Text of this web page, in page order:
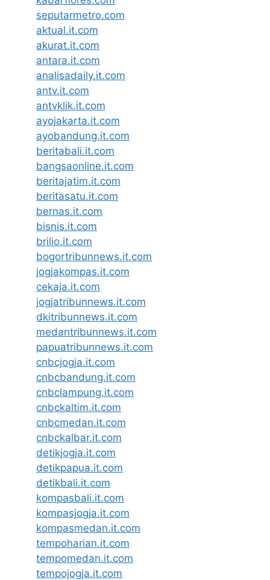
seputarmetro.com
aktual.it.com
akurat.it.com
antara.it.com
analisadaily.it.com
antv.it.com
antvklik.it.com
ayojakarta.it.com
ayobandung.it.com
beritabali.it.com
bangsaonline.it.com
beritajatim.it.com
beritasatu.it.com
bernas.it.com
bisnis.it.com
brilio.it.com
bogortribunnews.it.com
jogjakompas.it.com
cekaja.it.com
jogjatribunnews.it.com
dkitribunnews.it.com
medantribunnews.it.com
papuatribunnews.it.com
cnbcjogja.it.com
cnbcbandung.it.com
cnbclampung.it.com
cnbckaltim.it.com
cnbcmedan.it.com
cnbckalbar.it.com
detikjogja.it.com
detikpapua.it.com
detikbali.it.com
kompasbali.it.com
kompasjogja.it.com
kompasmedan.it.com
tempoharian.it.com
tempomedan.it.com
tempojogja.it.com